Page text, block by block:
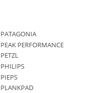
PATAGONIA
PEAK PERFORMANCE
PETZL
PHILIPS
PIEPS
PLANKPAD